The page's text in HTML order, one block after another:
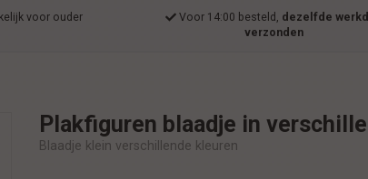
voor ouder Voor 14:00 besteld, dezelfde
verzonden
Plakfiguren blaadje in
Blaadje klein verschillende kleuren